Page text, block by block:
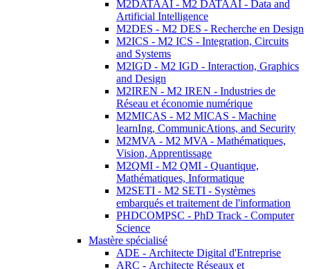
M2DATAAI - M2 DATAAI - Data and
Artificial Intelligence
M2DES - M2 DES - Recherche en Design
M2ICS - M2 ICS - Integration, Circuits
and Systems
M2IGD - M2 IGD - Interaction, Graphics
and Design
M2IREN - M2 IREN - Industries de
Réseau et économie numérique
M2MICAS - M2 MICAS - Machine
learnIng, CommunicAtions, and Security
M2MVA - M2 MVA - Mathématiques,
Vision, Apprentissage
M2QMI - M2 QMI - Quantique,
Mathématiques, Informatique
M2SETI - M2 SETI - Systèmes
embarqués et traitement de l'information
PHDCOMPSC - PhD Track - Computer
Science
Mastère spécialisé
ADE - Architecte Digital d'Entreprise
ARC - Architecte Réseaux et